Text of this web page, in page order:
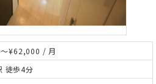
¥62,000 / 月
徒歩4分